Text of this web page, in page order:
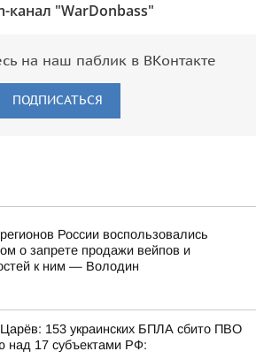
канал "WarDonbass"
на наш паблик в ВКонтакте
ПОДПИСАТЬСЯ
России воспользовались
о запрете продажи вейпов и
к ним — Володин
153 украинских БПЛА сбито ПВО
над 17 субъектами РФ: